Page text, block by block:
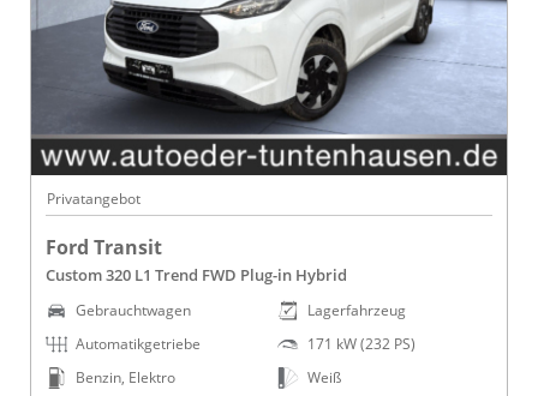
Privatangebot
Ford Transit
Custom 320 L1 Trend FWD Plug-in Hybrid
Gebrauchtwagen
Automatikgetriebe
Benzin, Elektro
Lagerfahrzeug
171 kW (232 PS)
Weiß